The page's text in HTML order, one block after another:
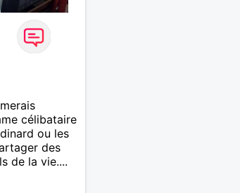
célibataire
ou les
des
de la vie....